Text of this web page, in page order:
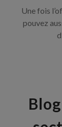
Une fois
pouvez